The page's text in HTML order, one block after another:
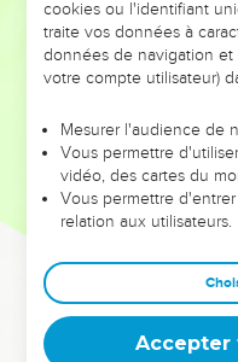
sacrificateur qui sera en
retournera et reviendra
la ville d'où il s'était enfui.
Et ils sanctifièrent
Nephthali ; et Sichem,
Kiriath-Arba, qui est
Et au delà du Jourdain
plateau ; et Ramoth, en
en Basan, de la tribu de
Ce furent là les villes
cookies ou l'identifiant
traite vos données à
données de navigation et
votre compte utilisateur)
Mesurer l'audience de
Vous permettre
vidéo, des cartes du
Vous permettre
relation aux utilisateurs.
Accepter